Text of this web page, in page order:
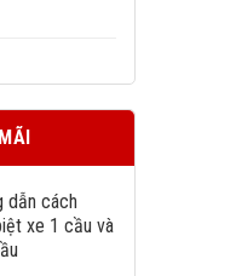
dẫn cách
xe 1 cầu và